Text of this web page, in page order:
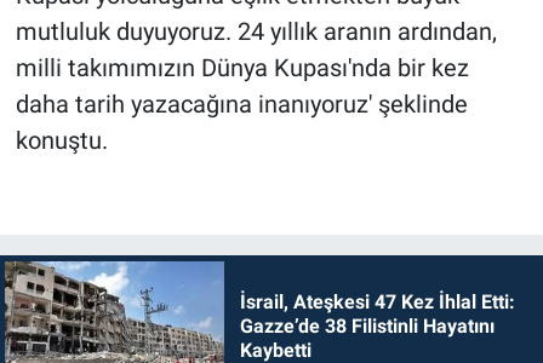
mutluluk duyuyoruz. 24 yıllık aranın ardından,
milli takımımızın Dünya Kupası'nda bir kez
daha tarih yazacağına inanıyoruz' şeklinde
konuştu.
İsrail, Ateşkesi 47 Kez İhlal Etti:
Gazze’de 38 Filistinli Hayatını
Kaybetti